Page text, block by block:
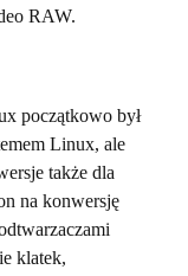
RAW.
początkowo był
Linux, ale
także dla
na konwersję
klatek,